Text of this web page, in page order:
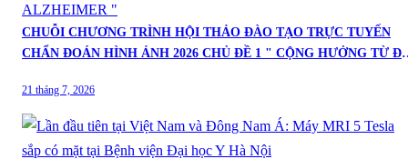
CHUỖI CHƯƠNG TRÌNH HỘI THẢO ĐÀO TẠO TRỰC TUYẾN
CHẨN ĐOÁN HÌNH ẢNH 2026 CHỦ ĐỀ 1 " CỘNG HƯỞNG TỪ ĐA
21 tháng 7, 2026